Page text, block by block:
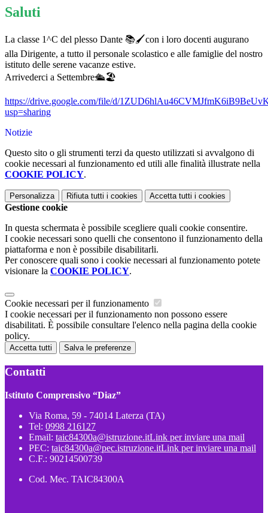
Saluti
La classe 1^C del plesso Dante 📚🖌️con i loro docenti augurano
alla Dirigente, a tutto il personale scolastico e alle famiglie del nostro
istituto delle serene vacanze estive.
Arrivederci a Settembre🛳️🏖️
https://drive.google.com/file/d/
usp=sharing
Notizie
Questo sito o gli strumenti terzi da questo utilizzati si avvalgono di
cookie necessari al funzionamento ed utili alle finalità illustrate nella
COOKIE POLICY.
Personalizza Rifiuta tutti i cookies Accetta tutti i cookies
Gestione cookie
In questa schermata è possibile scegliere quali cookie consentire.
I cookie necessari sono quelli che consentono il funzionamento della
piattaforma e non è possibile disabilitarli.
Per conoscere quali sono i cookie necessari al funzionamento potete
visionare la COOKIE POLICY.
Cookie necessari per il funzionamento
I cookie necessari per il funzionamento non possono essere
disabilitati. È possibile consultare l'elenco nella pagina della cookie
policy.
Accetta tutti Salva le preferenze
Contatti
Istituto Comprensivo “Diaz”
Via Roma, 59 - 74014 Laterza (TA)
Tel: 0998 216127
Email: taic84300a@istruzione.itLink per inviare una mail
PEC: taic84300a@pec.istruzione.itLink per inviare una mail
C.F.: 90214500739
Cod. Mec. TAIC84300A